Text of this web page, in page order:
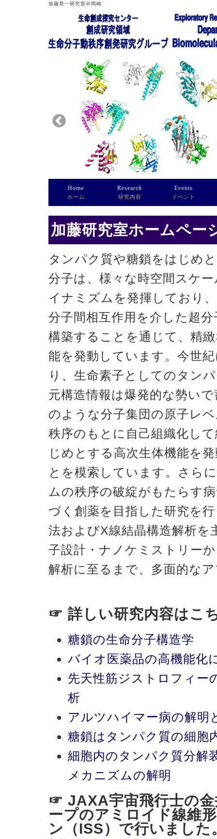
加藤晃一研究室＠岡崎
Home
ホーム
Research
研究内容
Events
イベント
加藤研究室ホームペー
タンパク質や糖鎖をはじめ
分子は、様々な時空間スケ
イナミズムを発揮しており
分子間相互作用を介した超
構築することを通じて、精
能を発動しています。今世
り、生命素子としてのタン
元構造情報は爆発的な勢い
のような分子集団の原子レ
秩序のもとに自己組織化し
じめとする高次生体機能を
とを模索しています。さら
ムの秩序の破綻がもたらす
づく創薬を目指した研究を
法およびX線結晶構造解析を
子設計・ナノケミストリー
解析に至るまで、多面的な
☞ 詳しい研究内容はこ
糖鎖の生命分子構造学
バイオ医薬品の高機能化
先天性筋ジストロフィー
析
アルツハイマー病の解明
糖鎖はタンパク質の細胞
細胞内のタンパク質分解
メカニズムの解明
☞ JAXA宇宙飛行士の金
ープのアミロイド線維
ン（ISS）で行いました